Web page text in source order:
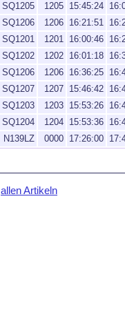
SQ1205 1205 15:45:24
SQ1206 1206 16:21:51
SQ1201 1201 16:00:46
SQ1202 1202 16:01:18
SQ1206 1206 16:36:25
SQ1207 1207 15:46:42
SQ1203 1203 15:53:26
SQ1204 1204 15:53:36
N139LZ 0000 17:26:00
allen Artikeln